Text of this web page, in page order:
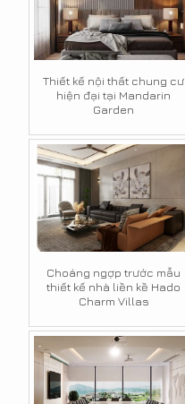
Thiết kế nội thất chung cư
hiện đại tại Mandarin
Garden
Choáng ngợp trước mẫu
thiết kế nhà liền kề Hado
Charm Villas